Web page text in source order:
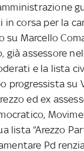
corsa per la
Marcello
assessore
e la lista
progressista su
ed ex
lista “Arezzo
Pd